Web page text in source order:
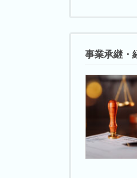
事業承継・